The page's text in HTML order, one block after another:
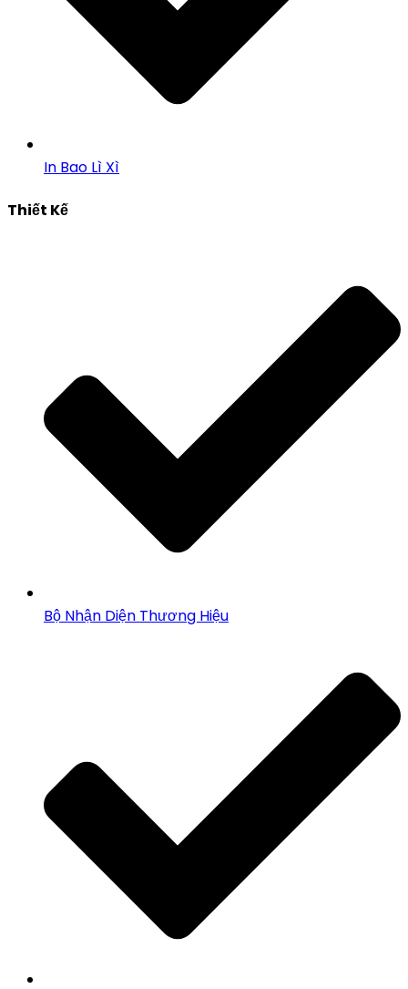
In Bao Lì Xì
Thiết Kế
Bộ Nhận Diện Thương Hiệu